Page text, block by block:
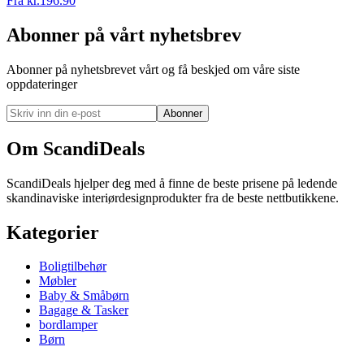
Abonner på vårt nyhetsbrev
Abonner på nyhetsbrevet vårt og få beskjed om våre siste
oppdateringer
Abonner
Om ScandiDeals
ScandiDeals hjelper deg med å finne de beste prisene på ledende
skandinaviske interiørdesignprodukter fra de beste nettbutikkene.
Kategorier
Boligtilbehør
Møbler
Baby & Småbørn
Bagage & Tasker
bordlamper
Børn